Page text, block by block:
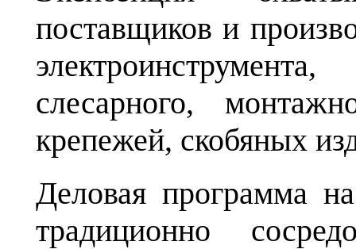
поставщиков и
слесарного,
крепежей, скобяных
Деловая программа
традиционно